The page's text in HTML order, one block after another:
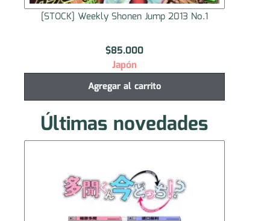
[STOCK] Weekly Shonen Jump 2013 No.1
$85.000
Japón
Agregar al carrito
Últimas novedades